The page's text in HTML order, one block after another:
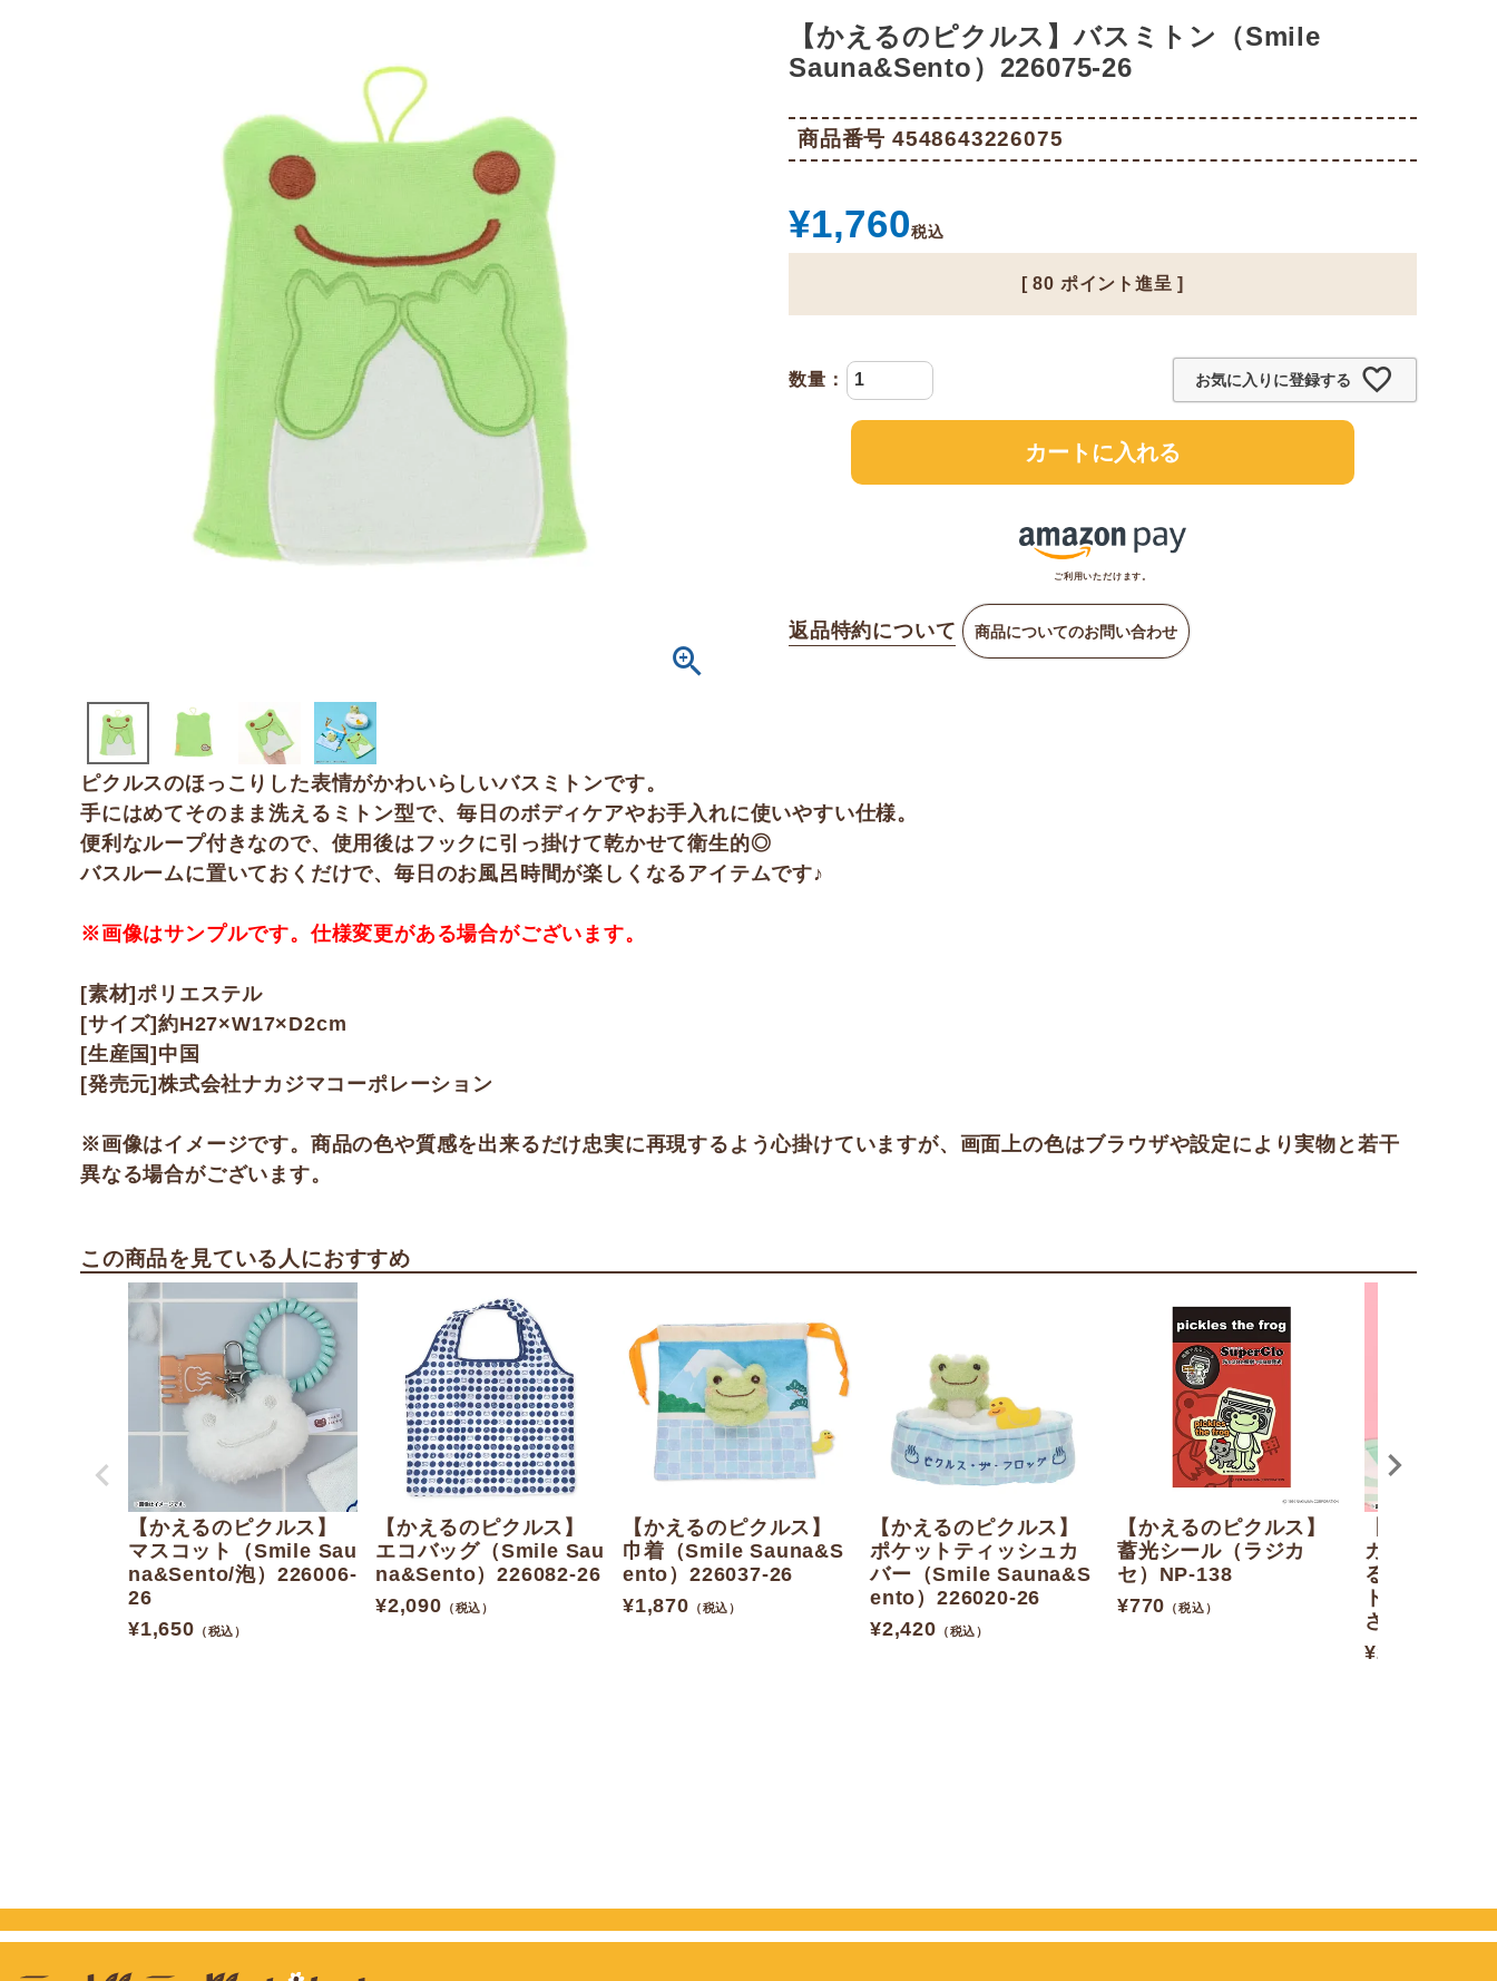
【かえるのピクルス】バスミトン（Smile
Sauna&Sento）226075-26
商品番号 4548643226075
¥1,760税込
[ 80 ポイント進呈 ]
お気に入りに登録する
カートに入れる
ご利用いただけます。
返品特約について 商品についてのお問い合わせ
ピクルスのほっこりした表情がかわいらしいバスミトンです。
手にはめてそのまま洗えるミトン型で、毎日のボディケアやお手入れに使いやすい仕様。
便利なループ付きなので、使用後はフックに引っ掛けて乾かせて衛生的◎
バスルームに置いておくだけで、毎日のお風呂時間が楽しくなるアイテムです♪
※画像はサンプルです。仕様変更がある場合がございます。
[素材]ポリエステル
[サイズ]約H27×W17×D2cm
[生産国]中国
[発売元]株式会社ナカジマコーポレーション
※画像はイメージです。商品の色や質感を出来るだけ忠実に再現するよう心掛けていますが、画面上の色はブラウザや設定により実物と若干
異なる場合がございます。
この商品を見ている人におすすめ
【かえるのピクルス】
マスコット（Smile Sau
na&Sento/泡）226006-
26
¥1,650 （税込）
【かえるのピクルス】
エコバッグ（Smile Sau
na&Sento）226082-26
¥2,090 （税込）
【かえるのピクルス】
巾着（Smile Sauna&S
ento）226037-26
¥1,870 （税込）
【かえるのピクルス】
ポケットティッシュカ
バー（Smile Sauna&S
ento）226020-26
¥2,420 （税込）
【かえるのピクルス】
蓄光シール（ラジカ
セ）NP-138
¥770 （税込）
カナヘイの
るのピクルス
ト（ゆるっ
さぎ）
¥2,750